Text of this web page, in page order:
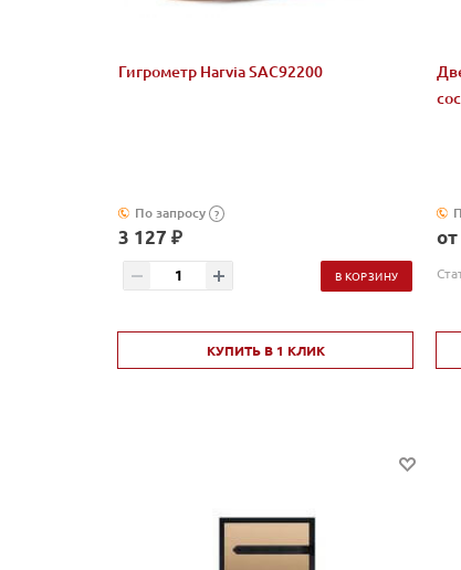
Гигрометр Harvia SAC92200
По запросу ?
3 127 ₽
В КОРЗИНУ
КУПИТЬ В 1 КЛИК